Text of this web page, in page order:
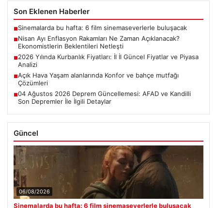
Son Eklenen Haberler
■Sinemalarda bu hafta: 6 film sinemaseverlerle buluşacak
■Nisan Ayı Enflasyon Rakamları Ne Zaman Açıklanacak?
Ekonomistlerin Beklentileri Netleşti
■2026 Yılında Kurbanlık Fiyatları: İl İl Güncel Fiyatlar ve Piyasa
Analizi
■Açık Hava Yaşam alanlarında Konfor ve bahçe mutfağı
Çözümleri
■04 Ağustos 2026 Deprem Güncellemesi: AFAD ve Kandilli
Son Depremler İle İlgili Detaylar
Güncel
06/08/2026
Sinemalarda bu hafta: 6 film sinemaseverlerle buluşacak